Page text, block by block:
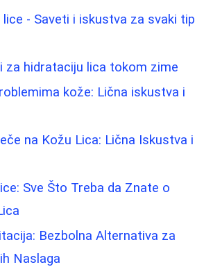
lice - Saveti i iskustva za svaki tip
za hidrataciju lica tokom zime
kože: Lična iskustva i
na Kožu Lica: Lična Iskustva i
Sve Što Treba da Znate o
Bezbolna Alternativa za
Naslaga